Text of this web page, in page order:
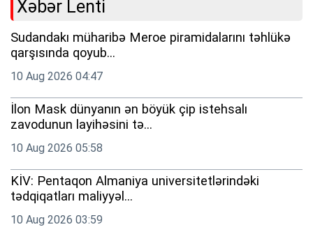
Xəbər Lenti
Sudandakı müharibə Meroe piramidalarını təhlükə
qarşısında qoyub...
10 Aug 2026 04:47
İlon Mask dünyanın ən böyük çip istehsalı
zavodunun layihəsini tə...
10 Aug 2026 05:58
KİV: Pentaqon Almaniya universitetlərindəki
tədqiqatları maliyyəl...
10 Aug 2026 03:59